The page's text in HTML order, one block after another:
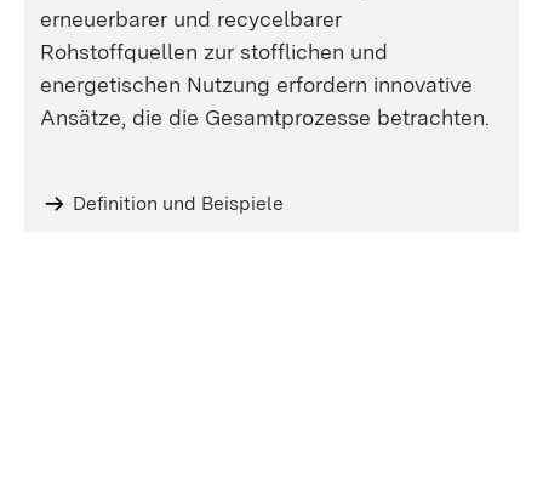
erneuerbarer und recycelbarer
Rohstoffquellen zur stofflichen und
energetischen Nutzung erfordern innovative
Ansätze, die die Gesamtprozesse betrachten.
Definition und Beispiele